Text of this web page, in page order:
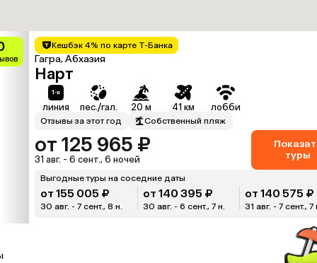
Кешбэк 4% по карте Т-Банка
Гагра, Абхазия
Нарт
линия пес./гал. 20 м 41 км лобби
Отзывы за этот год Собственный пляж
от 125 965 ₽
31 авг. - 6 сент., 6 ночей
туры
Выгодные туры на соседние даты
от 155 005 ₽
30 авг. - 7 сент., 8 н.
от 140 395 ₽
30 авг. - 6 сент., 7 н.
от 140 575 ₽
31 авг. - 7 сент., 7